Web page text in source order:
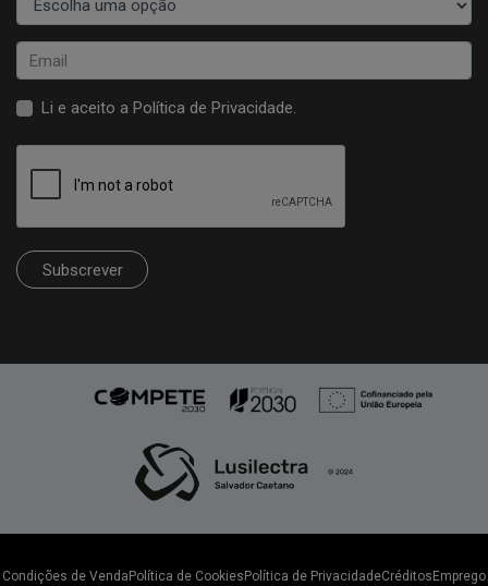
Li e aceito a Política de Privacidade.
Subscrever
Condições de Venda Política de Cookies Política de PrivacidadeCréditos Emprego